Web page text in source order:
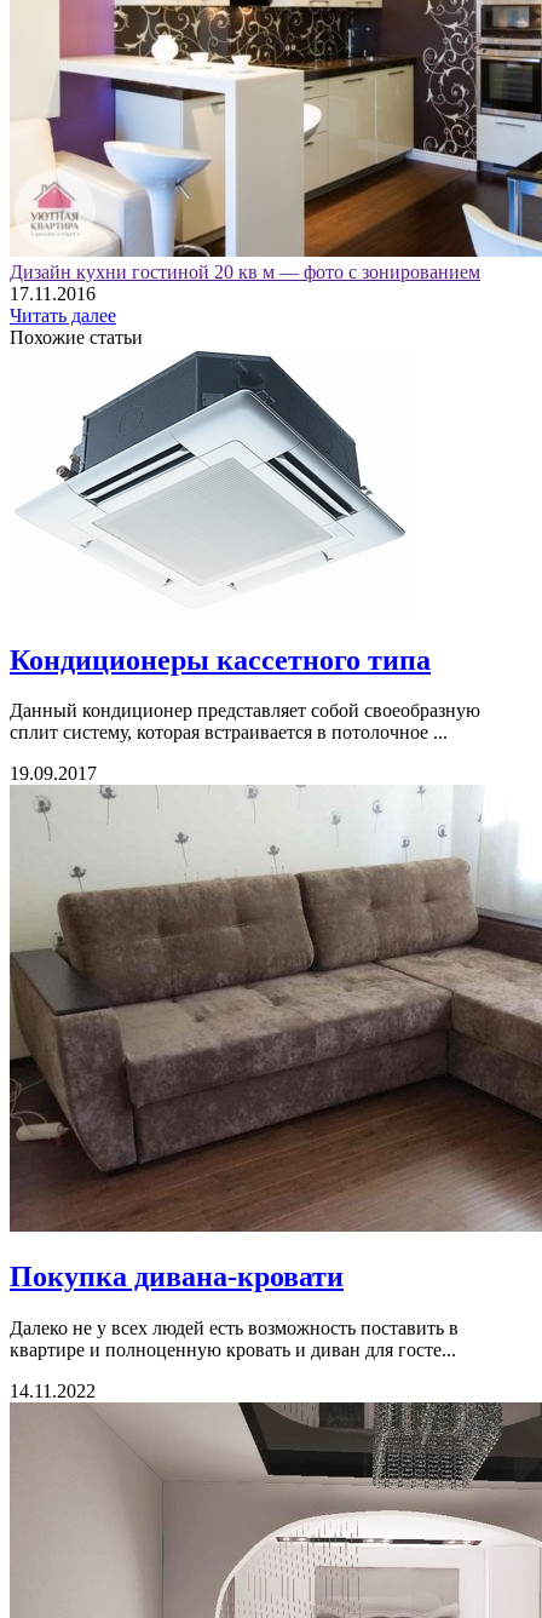
Дизайн кухни гостиной 20 кв м — фото с зонированием
17.11.2016
Читать далее
Похожие статьи
Кондиционеры кассетного типа
Данный кондиционер представляет собой своеобразную
сплит систему, которая встраивается в потолочное ...
19.09.2017
Покупка дивана-кровати
Далеко не у всех людей есть возможность поставить в
квартире и полноценную кровать и диван для госте...
14.11.2022